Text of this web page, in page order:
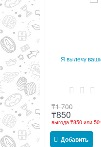
Я вылечу
₸1 700
₸850
выгода₸850или
Добавить